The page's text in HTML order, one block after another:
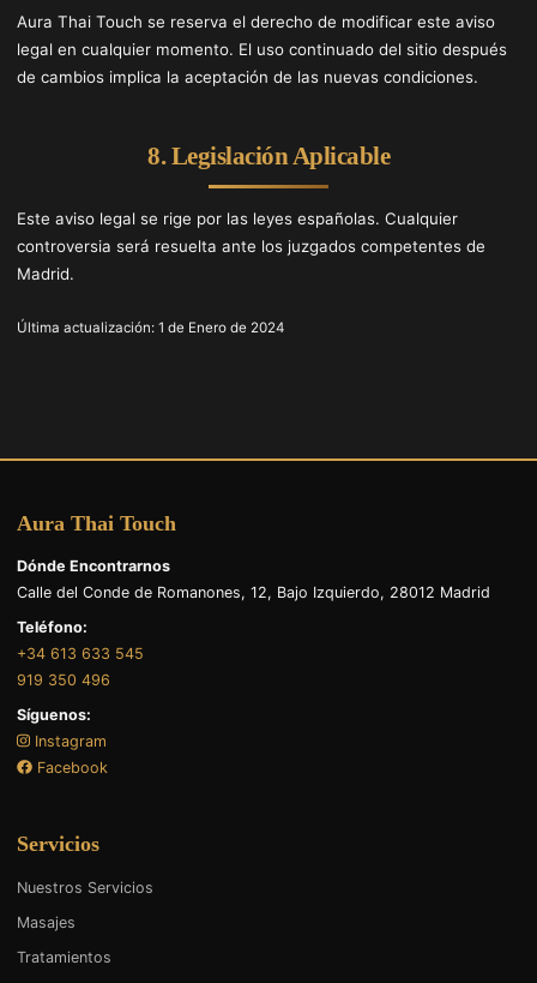
Aura Thai Touch se reserva el derecho de modificar este aviso
legal en cualquier momento. El uso continuado del sitio después
de cambios implica la aceptación de las nuevas condiciones.
8. Legislación Aplicable
Este aviso legal se rige por las leyes españolas. Cualquier
controversia será resuelta ante los juzgados competentes de
Madrid.
Última actualización: 1 de Enero de 2024
Aura Thai Touch
Dónde Encontrarnos
Calle del Conde de Romanones, 12, Bajo Izquierdo, 28012 Madrid
Teléfono:
+34 613 633 545
919 350 496
Síguenos:
Instagram
Facebook
Servicios
Nuestros Servicios
Masajes
Tratamientos